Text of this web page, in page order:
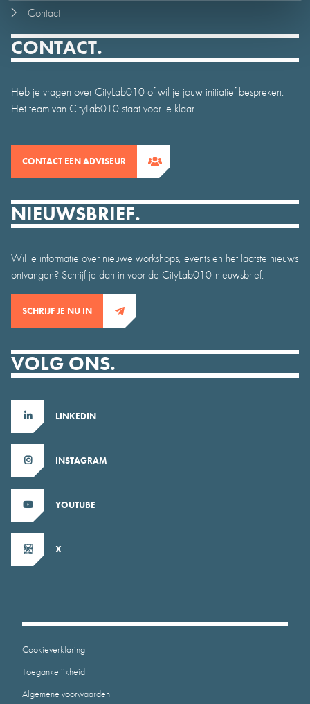
Contact
CONTACT.
Heb je vragen over CityLab010 of wil je jouw initiatief bespreken.
Het team van CityLab010 staat voor je klaar.
CONTACT EEN ADVISEUR
NIEUWSBRIEF.
Wil je informatie over nieuwe workshops, events en het laatste nieuws
ontvangen? Schrijf je dan in voor de CityLab010-nieuwsbrief.
SCHRIJF JE NU IN
VOLG ONS.
LINKEDIN
INSTAGRAM
YOUTUBE
X
Cookieverklaring
Toegankelijkheid
Algemene voorwaarden